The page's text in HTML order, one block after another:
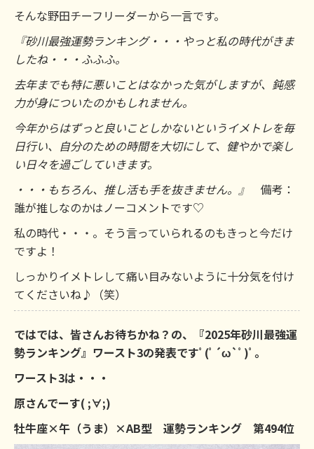
そんな野田チーフリーダーから一言です。
『砂川最強運勢ランキング・・・やっと私の時代がきま
したね・・・ふふふ。
去年までも特に悪いことはなかった気がしますが、鈍感
力が身についたのかもしれません。
今年からはずっと良いことしかないというイメトレを毎
日行い、自分のための時間を大切にして、健やかで楽し
い日々を過ごしていきます。
・・・もちろん、推し活も手を抜きません。』
備考：
誰が推しなのかはノーコメントです♡
私の時代・・・。そう言っていられるのもきっと今だけ
ですよ！
しっかりイメトレして痛い目みないように十分気を付け
てくださいね♪（笑）
ではでは、皆さんお待ちかね？の、『2025年砂川最強運
勢ランキング』ワースト3の発表ですﾟ(ﾟ´ω`ﾟ)ﾟ｡
ワースト3は・・・
原さんでーす( ;∀;)
牡牛座×午（うま）×AB型 運勢ランキング 第494位